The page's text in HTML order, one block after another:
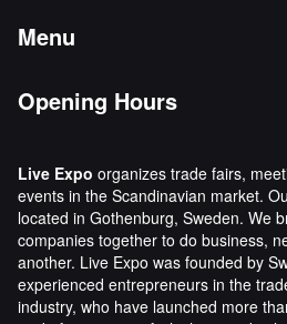
Menu
Opening Hours
Live Expo organizes trade fairs,
events in the Scandinavian market.
located in Gothenburg, Sweden. We
companies together to do business,
another. Live Expo was founded by
experienced entrepreneurs in the
industry, who have launched more